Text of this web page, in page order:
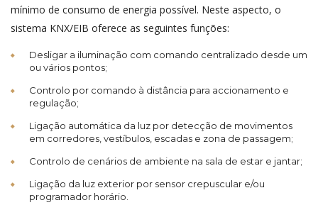
mínimo de consumo de energia possível. Neste aspecto, o
sistema KNX/EIB oferece as seguintes funções:
Desligar a iluminação com comando centralizado desde um
ou vários pontos;
Controlo por comando à distância para accionamento e
regulação;
Ligação automática da luz por detecção de movimentos
em corredores, vestíbulos, escadas e zona de passagem;
Controlo de cenários de ambiente na sala de estar e jantar;
Ligação da luz exterior por sensor crepuscular e/ou
programador horário.